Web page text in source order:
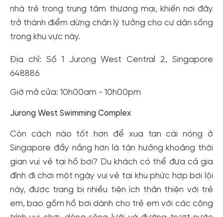
nhà trẻ trong trung tâm thương mại, khiến nơi đây
trở thành điểm dừng chân lý tưởng cho cư dân sống
trong khu vực này.
Địa chỉ: Số 1 Jurong West Central 2, Singapore
648886
Giờ mở cửa: 10h00am - 10h00pm
Jurong West Swimming Complex
Còn cách nào tốt hơn để xua tan cái nóng ở
Singapore đầy nắng hơn là tận hưởng khoảng thời
gian vui vẻ tại hồ bơi? Du khách có thể đưa cả gia
đình đi chơi một ngày vui vẻ tại khu phức hợp bơi lội
này, được trang bị nhiều tiện ích thân thiện với trẻ
em, bao gồm hồ bơi dành cho trẻ em với các công